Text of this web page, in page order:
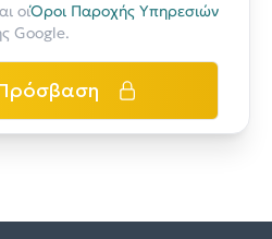
οιΌροι Παροχής Υπηρεσιών
Google.